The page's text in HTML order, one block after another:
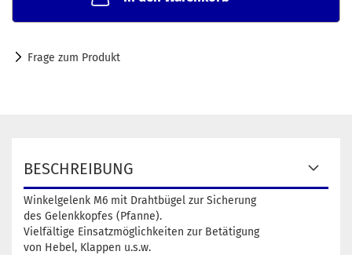
Frage zum Produkt
BESCHREIBUNG
Winkelgelenk M6 mit Drahtbügel zur Sicherung
des Gelenkkopfes (Pfanne).
Vielfältige Einsatzmöglichkeiten zur Betätigung
von Hebel, Klappen u.s.w.